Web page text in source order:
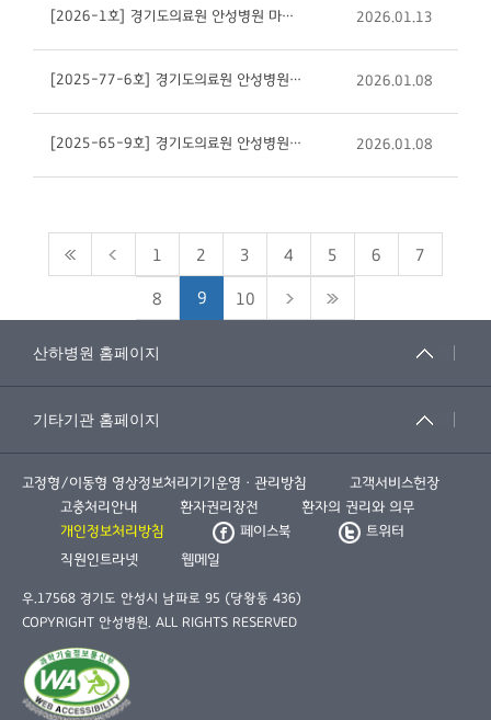
[2026-1호] 경기도의료원 안성병원 마취통증의학과 전문의 채용 공고 2026.01.13
[2025-77-6호] 경기도의료원 안성병원 병동당직의 채용 재공고 2026.01.08
[2025-65-9호] 경기도의료원 안성병원 내과 전문의 채용 재공고 2026.01.08
1 2 3 4 5 6 7
8 9 10
고정형/이동형 영상정보처리기기운영ㆍ관리방침
고객서비스헌장
고충처리안내
환자권리장전
환자의 권리와 의무
개인정보처리방침
페이스북
트위터
직원인트라넷
웹메일
우.17568 경기도 안성시 남파로 95 (당왕동 436)
COPYRIGHT 안성병원. ALL RIGHTS RESERVED